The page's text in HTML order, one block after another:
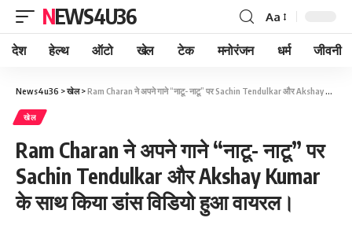
NEWS4U36 Aa
देश हेल्थ ऑटो खेल टेक मनोरंजन धर्म जीवनी
News4u36 >खेल>Ram Charan ने अपने गाने “नाटू- नाटू” पर Sachin Tendulkar और Akshay Kumar के साथ किया डांस विडियो हुआ वायरल।
खेल
Ram Charan ने अपने गाने “नाटू- नाटू” पर
Sachin Tendulkar और Akshay Kumar
के साथ किया डांस विडियो हुआ वायरल।